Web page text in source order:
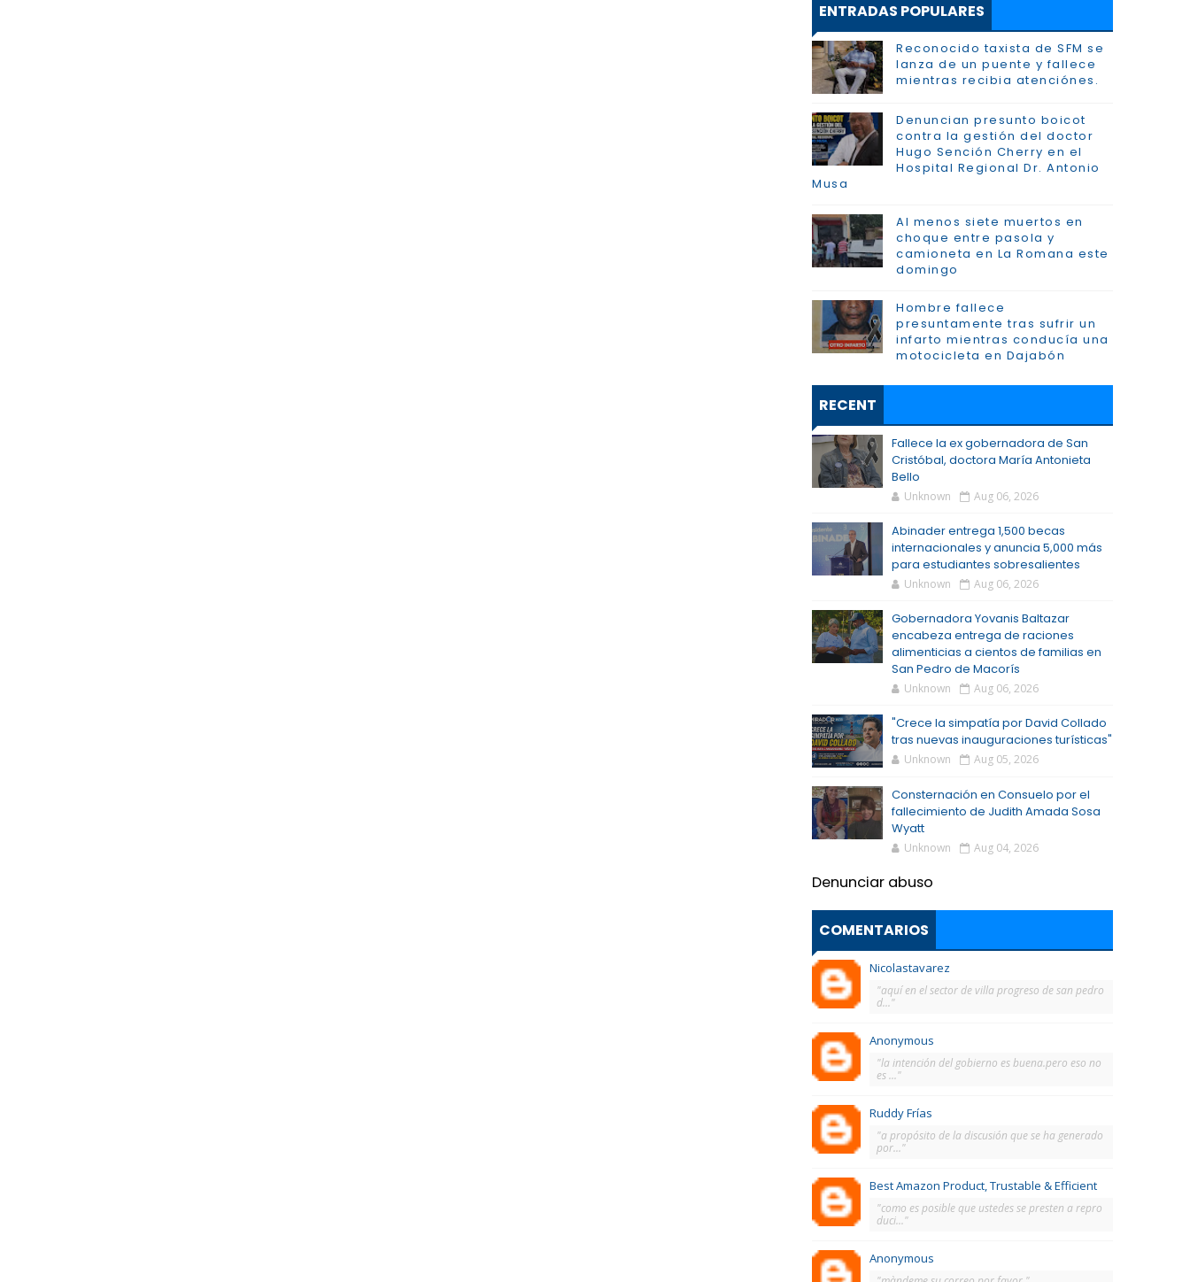
ENTRADAS POPULARES
Reconocido taxista de SFM se
lanza de un puente y fallece
mientras recibia atenciónes.
Denuncian presunto boicot
contra la gestión del doctor
Hugo Sención Cherry en el
Hospital Regional Dr. Antonio
Musa
Al menos siete muertos en
choque entre pasola y
camioneta en La Romana este
domingo
Hombre fallece
presuntamente tras sufrir un
infarto mientras conducía una
motocicleta en Dajabón
RECENT
Fallece la ex gobernadora de San
Cristóbal, doctora María Antonieta
Bello
Unknown Aug 06, 2026
Abinader entrega 1,500 becas
internacionales y anuncia 5,000 más
para estudiantes sobresalientes
Unknown Aug 06, 2026
Gobernadora Yovanis Baltazar
encabeza entrega de raciones
alimenticias a cientos de familias en
San Pedro de Macorís
Unknown Aug 06, 2026
"Crece la simpatía por David Collado
tras nuevas inauguraciones turísticas"
Unknown Aug 05, 2026
Consternación en Consuelo por el
fallecimiento de Judith Amada Sosa
Wyatt
Unknown Aug 04, 2026
Denunciar abuso
COMENTARIOS
Nicolastavarez
"aquí en el sector de villa progreso de san pedro
d..."
Anonymous
"la intención del gobierno es buena.pero eso no
es ..."
Ruddy Frías
"a propósito de la discusión que se ha generado
por..."
Best Amazon Product, Trustable & Efficient
"como es posible que ustedes se presten a repro
duci..."
Anonymous